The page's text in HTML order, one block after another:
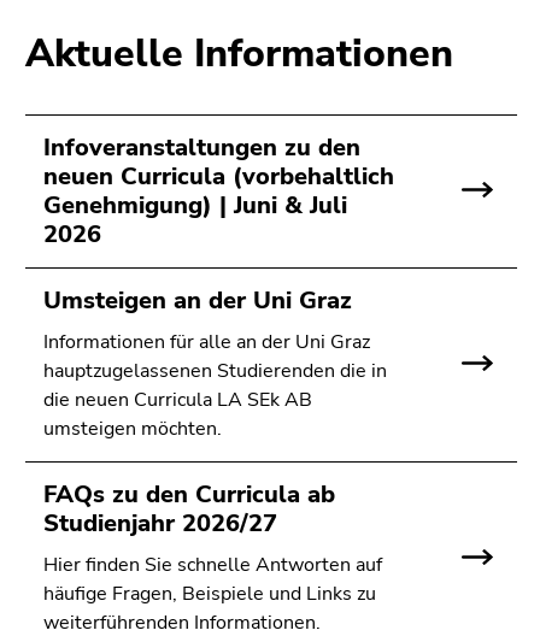
Aktuelle Informationen
Infoveranstaltungen zu den
neuen Curricula (vorbehaltlich
Genehmigung) | Juni & Juli
2026
Umsteigen an der Uni Graz
Informationen für alle an der Uni Graz
hauptzugelassenen Studierenden die in
die neuen Curricula LA SEk AB
umsteigen möchten.
FAQs zu den Curricula ab
Studienjahr 2026/27
Hier finden Sie schnelle Antworten auf
häufige Fragen, Beispiele und Links zu
weiterführenden Informationen.